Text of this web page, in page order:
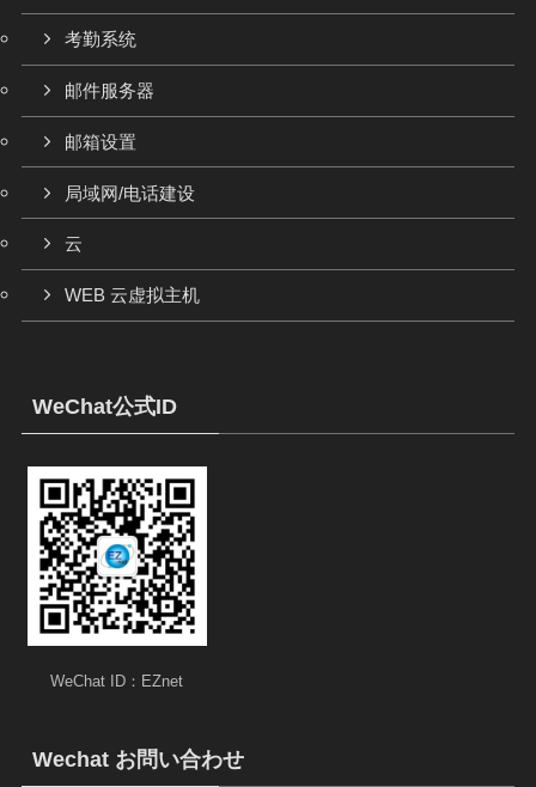
考勤系统
邮件服务器
邮箱设置
局域网/电话建设
云
WEB 云虚拟主机
WeChat公式ID
WeChat ID：EZnet
Wechat お問い合わせ